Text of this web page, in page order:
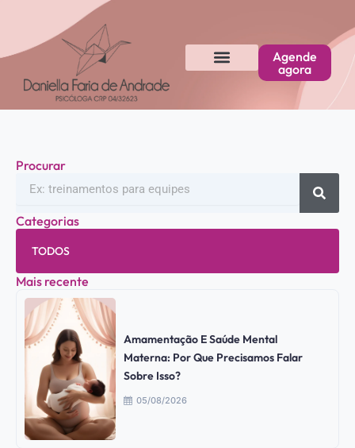
Agende
agora
Procurar
Categorias
TODOS
Mais recente
Amamentação E Saúde Mental
Materna: Por Que Precisamos Falar
Sobre Isso?
05/08/2026